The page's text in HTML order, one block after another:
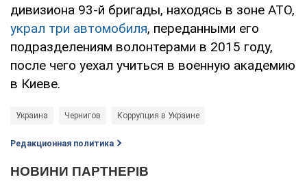
дивизиона 93-й бригады, находясь в зоне АТО,
украл три автомобиля, переданными его
подразделениям волонтерами в 2015 году,
после чего уехал учиться в военную академию
в Киеве.
Украина Чернигов Коррупция в Украине
Редакционная политика